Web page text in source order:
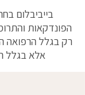
בייביבלום
הפונדקאות
רק בגלל הרפואה
אלא בגלל